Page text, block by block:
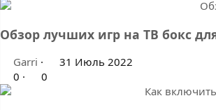
Обзор лучших игр на ТВ бокс
Garri
31 Июль 2022
0
0